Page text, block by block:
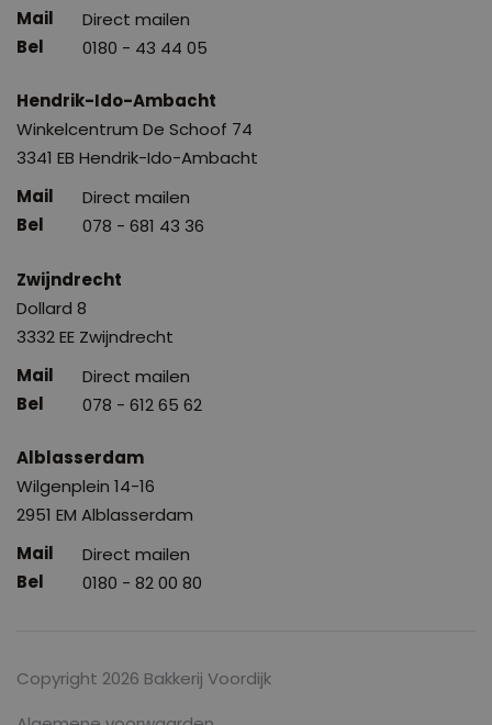
Direct mailen
0180 - 43 44 05
Hendrik-Ido-Ambacht
Winkelcentrum De Schoof 74
3341 EB Hendrik-Ido-Ambacht
Direct mailen
078 - 681 43 36
Zwijndrecht
Dollard 8
3332 EE Zwijndrecht
Direct mailen
078 - 612 65 62
Alblasserdam
Wilgenplein 14-16
2951 EM Alblasserdam
Direct mailen
0180 - 82 00 80
Copyright 2026 Bakkerij Voordijk